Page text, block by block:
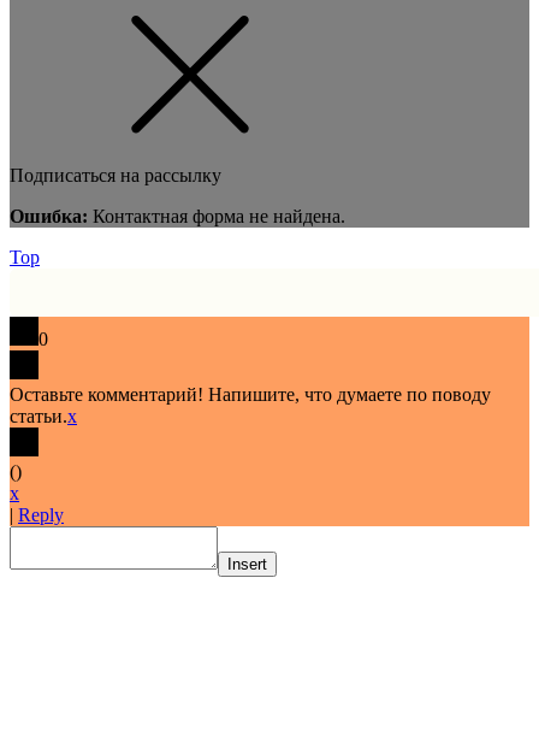
Подписаться на рассылку
Ошибка: Контактная форма не найдена.
Top
0
Оставьте комментарий! Напишите, что думаете по поводу
статьи.x
()
x
| Reply
Insert